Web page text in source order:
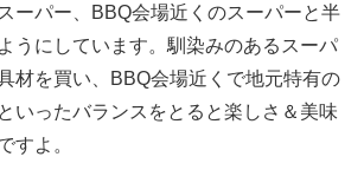
ーパー、 BBQ会場近くのスーパーと半
うにしています。馴染みのあるスーパ
材を買い、
BBQ会場近くで地元特有の
いったバランスをとると楽しさ＆美味
すよ。